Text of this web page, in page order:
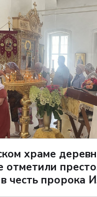
храме
честь пророка